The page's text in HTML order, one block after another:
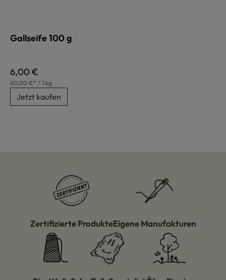
Gallseife 100 g
Regulärer Preis:
6,00 €
60,00 €* / 1 kg
Jetzt kaufen
Zertifizierte ProdukteEigene Manufakturen